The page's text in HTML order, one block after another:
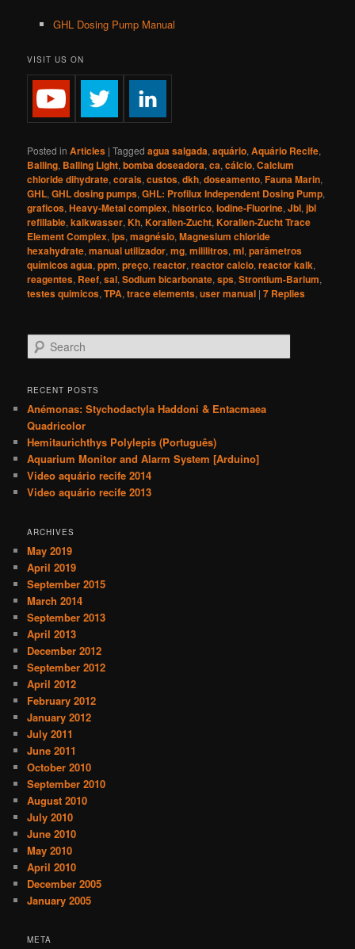
GHL Dosing Pump Manual
VISIT US ON
Posted in Articles |Tagged agua salgada,aquário,Aquário Recife,
Balling, Balling Light,bomba doseadora,ca,cálcio,Calcium
chloride dihydrate,corais,custos,dkh,doseamento,Fauna Marin,
GHL,GHL dosing pumps,GHL: Profilux Independent Dosing Pump,
graficos,Heavy-Metal complex,hisotrico,Iodine-Fluorine,Jbl,jbl
refillable,kalkwasser,Kh,Korallen-Zucht,Korallen-Zucht Trace
Element Complex,lps,magnésio,Magnesium chloride
hexahydrate,manual utilizador,mg,mililitros,ml,parâmetros
químicos agua,ppm,preço,reactor,reactor calcio,reactor kalk,
reagentes, Reef,sal,Sodium bicarbonate,sps,Strontium-Barium,
testes quimicos,TPA,trace elements,user manual |7 Replies
e
r
h
RECENT POSTS
Anémonas: Stychodactyla Haddoni & Entacmaea
Quadricolor
Hemitaurichthys Polylepis (Português)
Aquarium Monitor and Alarm System [Arduino]
Video aquário recife 2014
Video aquário recife 2013
ARCHIVES
May 2019
April 2019
September 2015
March 2014
September 2013
April 2013
December 2012
September 2012
April 2012
February 2012
January 2012
July 2011
June 2011
October 2010
September 2010
August 2010
July 2010
June 2010
May 2010
April 2010
December 2005
January 2005
META